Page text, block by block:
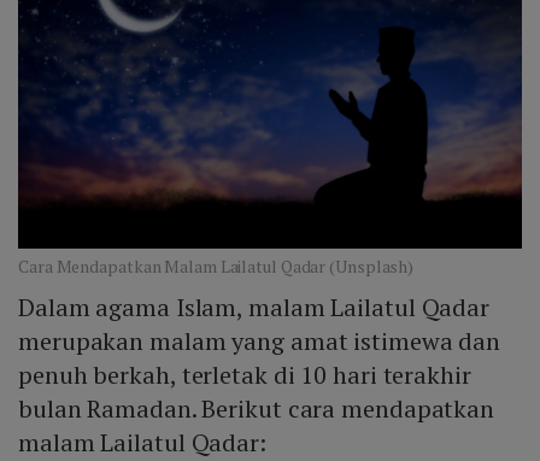
Cara Mendapatkan Malam Lailatul Qadar (Unsplash)
Dalam agama Islam, malam Lailatul Qadar
merupakan malam yang amat istimewa dan
penuh berkah, terletak di 10 hari terakhir
bulan Ramadan. Berikut cara mendapatkan
malam Lailatul Qadar: